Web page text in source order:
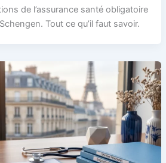
de l’assurance santé obligatoire
Tout ce qu’il faut savoir.